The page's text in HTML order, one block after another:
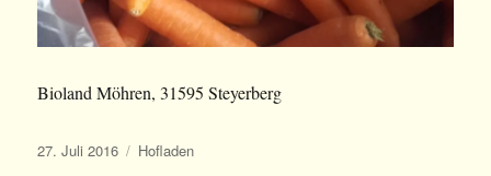
Bioland Möhren, 31595 Steyerberg
Veröffentlicht
27. Juli 2016 Kategorien
Hofladen